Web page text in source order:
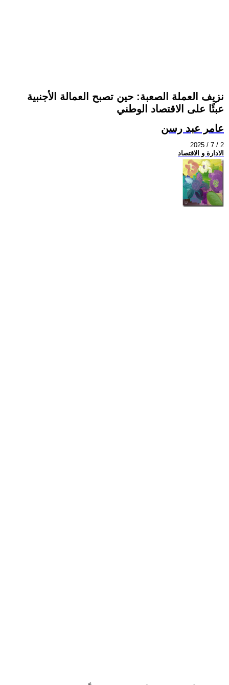
نزيف العملة الصعبة: حين تصبح العمالة الأجنبية
عبئًا على الاقتصاد الوطني
عامر عبد رسن
2025 / 7 / 2
الادارة و الاقتصاد